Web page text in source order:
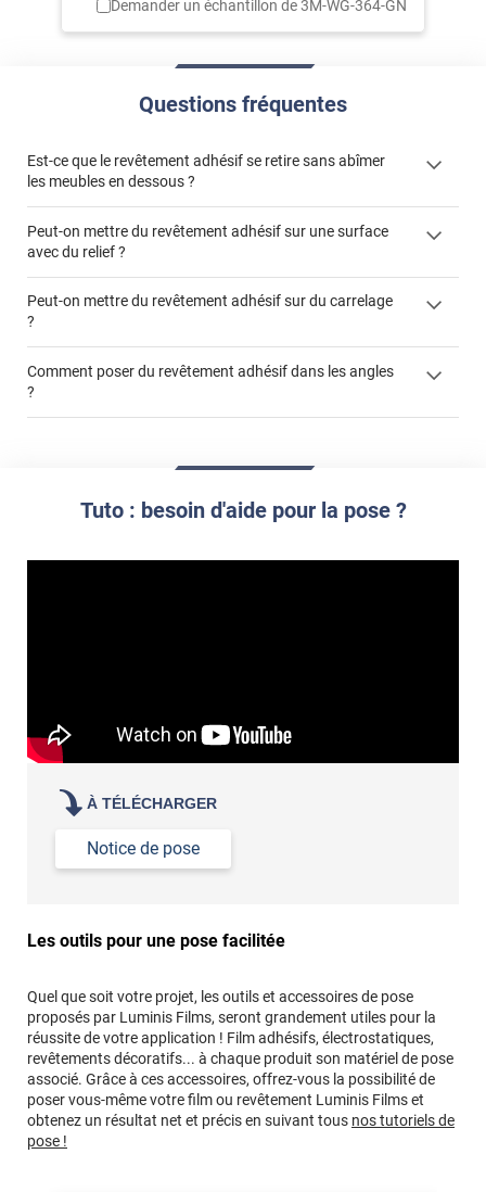
Demander un échantillon de3M-WG-364-GN
Questions fréquentes
Est-ce que le revêtement adhésif se retire sans abîmer
les meubles en dessous ?
colle
Peut-on mettre du revêtement adhésif sur une surface
avec du relief ?
Peut-on mettre du revêtement adhésif sur du carrelage
?
Commander à la taille des carreaux et réappliquer un joint
propre par dessus
Comment poser du revêtement adhésif dans les angles
?
Tuto : besoin d'aide pour la pose ?
À TÉLÉCHARGER
Notice de pose
Les outils pour une pose facilitée
Quel que soit votre projet, les outils et accessoires de pose
proposés par Luminis Films, seront grandement utiles pour la
réussite de votre application ! Film adhésifs, électrostatiques,
revêtements décoratifs... à chaque produit son matériel de pose
associé. Grâce à ces accessoires, offrez-vous la possibilité de
poser vous-même votre film ou revêtement Luminis Films et
obtenez un résultat net et précis en suivant tous nos tutoriels de
pose !